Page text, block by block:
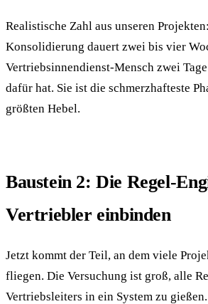
Realistische Zahl aus unseren
Konsolidierung dauert zwei bis vier
Vertriebsinnendienst-Mensch zwei
dafür hat. Sie ist die schmerzhafteste
größten Hebel.
Baustein 2: Die Regel-
Vertriebler einbinden
Jetzt kommt der Teil, an dem viele
fliegen. Die Versuchung ist groß, alle
Vertriebsleiters in ein System zu